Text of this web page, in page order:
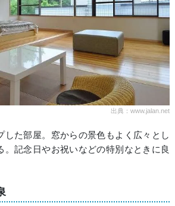
出典：www.jalan.net
した部屋。窓からの景色もよく広々とし
。記念日やお祝いなどの特別なときに良